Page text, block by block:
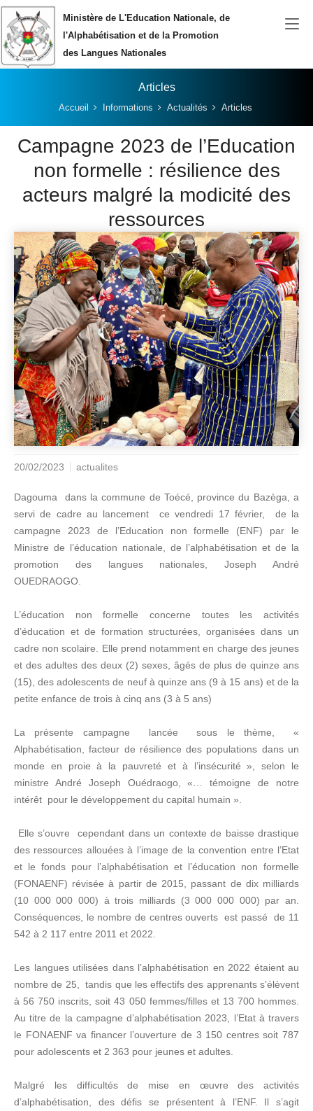
Aller au contenu principalMinistère de L'Education Nationale, de
l'Alphabétisation et de la Promotion
des Langues Nationales
Articles
Vous êtes ici:Accueil Informations Actualités Articles
Campagne 2023 de l’Education
non formelle : résilience des
acteurs malgré la modicité des
ressources
20/02/2023 actualites
Dagouma dans la commune de Toécé, province du Bazèga, a
servi de cadre au lancement ce vendredi 17 février, de la
campagne 2023 de l’Education non formelle (ENF) par le
Ministre de l’éducation nationale, de l’alphabétisation et de la
promotion des langues nationales, Joseph André
OUEDRAOGO.
L’éducation non formelle concerne toutes les activités
d’éducation et de formation structurées, organisées dans un
cadre non scolaire. Elle prend notamment en charge des jeunes
et des adultes des deux (2) sexes, âgés de plus de quinze ans
(15), des adolescents de neuf à quinze ans (9 à 15 ans) et de la
petite enfance de trois à cinq ans (3 à 5 ans)
La présente campagne lancée sous le thème, «
Alphabétisation, facteur de résilience des populations dans un
monde en proie à la pauvreté et à l’insécurité », selon le
ministre André Joseph Ouédraogo, «… témoigne de notre
intérêt pour le développement du capital humain ».
Elle s’ouvre cependant dans un contexte de baisse drastique
des ressources allouées à l’image de la convention entre l’Etat
et le fonds pour l’alphabétisation et l’éducation non formelle
(FONAENF) révisée à partir de 2015, passant de dix milliards
(10 000 000 000) à trois milliards (3 000 000 000) par an.
Conséquences, le nombre de centres ouverts est passé de 11
542 à 2 117 entre 2011 et 2022.
Les langues utilisées dans l’alphabétisation en 2022 étaient au
nombre de 25, tandis que les effectifs des apprenants s’élèvent
à 56 750 inscrits, soit 43 050 femmes/filles et 13 700 hommes.
Au titre de la campagne d’alphabétisation 2023, l’Etat à travers
le FONAENF va financer l’ouverture de 3 150 centres soit 787
pour adolescents et 2 363 pour jeunes et adultes.
Malgré les difficultés de mise en œuvre des activités
d’alphabétisation, des défis se présentent à l’ENF. Il s’agit